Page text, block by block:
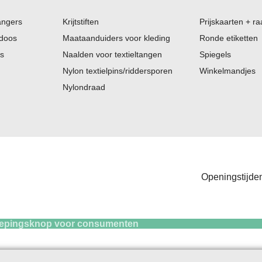
Krijtstiften
Maataanduiders voor kleding
Naalden voor textieltangen
Nylon textielpins/riddersporen
Nylondraad
Prijskaarten +
Ronde etiketten
Spiegels
Winkelmandjes
voor